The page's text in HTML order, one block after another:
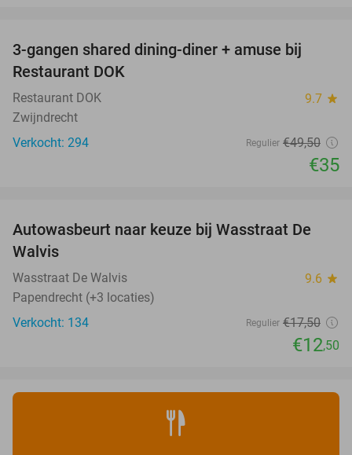
3-gangen shared dining-diner + amuse bij
Restaurant DOK
Restaurant DOK 9.7 star
Zwijndrecht
Verkocht: 294
Regulier €49,50
€35
29%
Autowasbeurt naar keuze bij Wasstraat De
Walvis
Wasstraat De Walvis 9.6 star
Papendrecht (+3 locaties)
Verkocht: 134
Regulier €17,50
€12,50